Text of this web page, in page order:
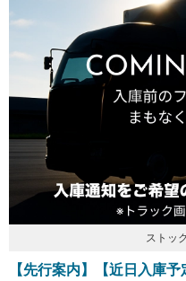
ストッ
【先行案内】【近日入庫